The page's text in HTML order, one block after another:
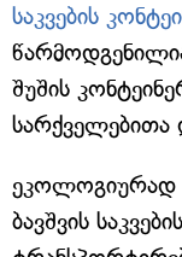
საკვების
შუშის
ეკოლოგიურად
ბავშვის